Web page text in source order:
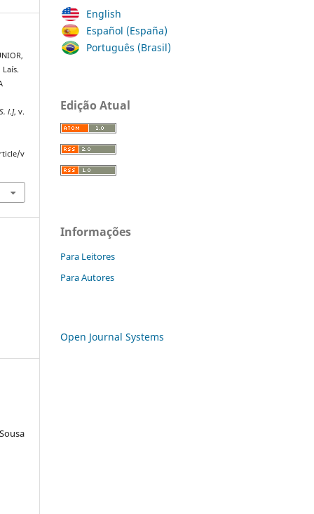
Laís.
l.], v.
v
English
Español (España)
Português (Brasil)
Edição Atual
Informações
Para Leitores
Para Autores
Open Journal Systems